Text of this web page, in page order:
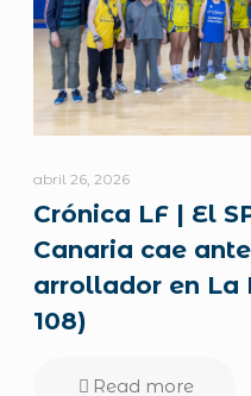
abril 26, 2026
Crónica LF | El
Canaria cae
arrollador en La
108)
Read more